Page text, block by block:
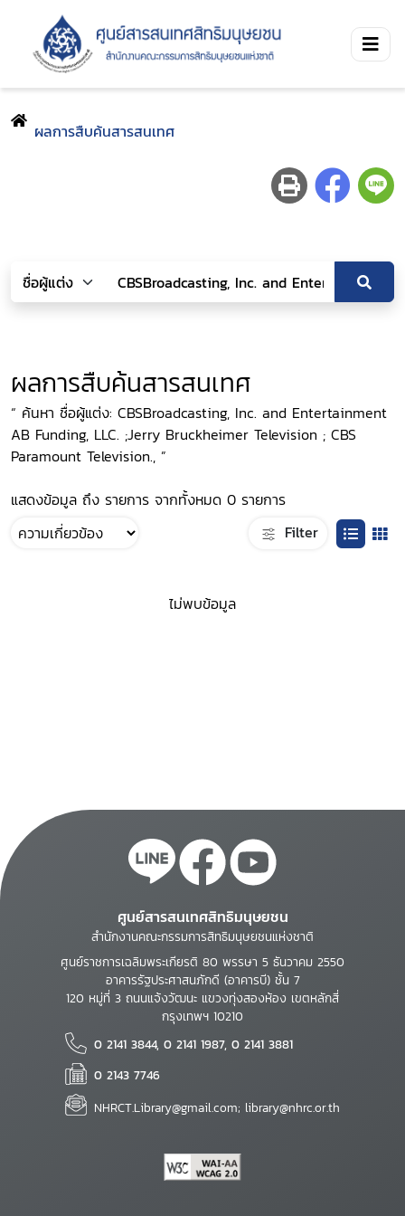
ผลการสืบค้นสารสนเทศ
ผลการสืบค้นสารสนเทศ
“ ค้นหา ชื่อผู้แต่ง: CBSBroadcasting, Inc. and Entertainment
AB Funding, LLC. ;Jerry Bruckheimer Television ; CBS
Paramount Television., ”
แสดงข้อมูล ถึง รายการ จากทั้งหมด 0 รายการ
Filter
ไม่พบข้อมูล
ศูนย์สารสนเทศสิทธิมนุษยชน
สำนักงานคณะกรรมการสิทธิมนุษยชนแห่งชาติ
ศูนย์ราชการเฉลิมพระเกียรติ 80 พรรษา 5 ธันวาคม 2550
อาคารรัฐประศาสนภักดี (อาคารบี) ชั้น 7
120 หมู่ที่ 3 ถนนแจ้งวัฒนะ แขวงทุ่งสองห้อง เขตหลักสี่
กรุงเทพฯ 10210
0 2141 3844, 0 2141 1987, 0 2141 3881
0 2143 7746
NHRCT.Library@gmail.com; library@nhrc.or.th